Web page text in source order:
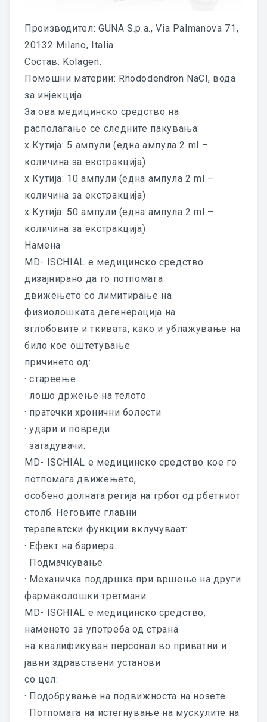
ПРОИЗВОДИ
КОЛАГЕНСКИ АМПУЛИ
MD – Tissue
MD – Small Joints
MD – Shoulder
MD – Poly
MD – Neural
MD – Muscle
MD – Matrix
MD – Knee
MD – Hip
ФЛАЕРИ
БИОАПИФИТ АНТИ-ХЕМОРОИДНА
МАСТ
КАРЛИЧНИТЕ МУСКУЛИ
Производител: GUNA S.p.a., Via Palmanova 71,
20132 Milano, Italia
Состав: Kolagen.
Помошни материи: Rhododendron NaCl, вода
за инјекција.
За ова медицинско средство на
располагање се следните пакувања:
x Кутија: 5 ампули (една ампула 2 ml –
количина за екстракција)
x Кутија: 10 ампули (една ампула 2 ml –
количина за екстракција)
x Кутија: 50 ампули (една ампула 2 ml –
количина за екстракција)
Намена
MD- ISCHIAL e медицинско средство
дизајнирано да го потпомага
движењето со лимитирање на
физиолошката дегенерација на
зглобовите и ткивата, како и ублажување на
било кое оштетување
причинето од:
· стареење
· лошо држење на телото
· пратечки хронични болести
· удари и повреди
· загадувачи.
MD- ISCHIAL e медицинско средство кое го
потпомага движењето,
особено долната регија на грбот од рбетниот
столб. Неговите главни
терапевтски функции вклучуваат:
· Ефект на бариера.
· Подмачкување.
· Механичка поддршка при вршење на други
фармаколошки третмани.
MD- ISCHIAL e медицинско средство,
наменето за употреба од страна
на квалификуван персонал во приватни и
јавни здравствени установи
со цел:
· Подобрување на подвижноста на нозете.
· Потпомага на истегнување на мускулите на